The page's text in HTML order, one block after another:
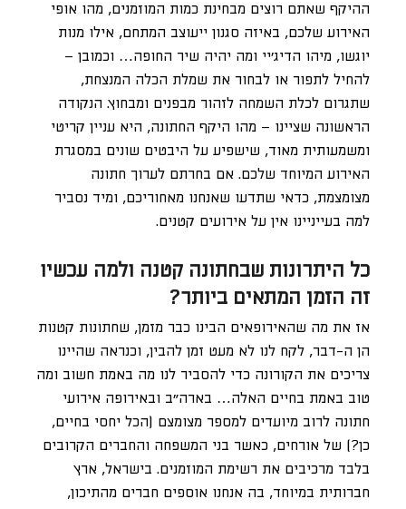
ההיקף שאתם רוצים מבחינת כמות המוזמנים, מהו אופי
האירוע שלכם, באיזה סגנון ייעוצב המתחם, אילו מנות
יוגשו, מיהו הדיג’יי ומה יהיה שיר החופה… וכמובן –
להחיל לתפור או לבחור את שמלת הכלה המנצחת,
שתגרום לכלת השמחה לזהור מבפנים ומבחוץ. הנקודה
הראשונה שציינו – מהו היקף החתונה, היא עניין קריטי
ומשמעותית מאוד, שישפיע על היבטים שונים במסגרת
האירוע המיוחד שלכם. אם בחרתם לערוך חתונה
מצומצמת, כדאי שתדעו שאנחנו מאחוריכם, ומיד נסביר
למה בעייניינו אין על אירועים קטנים.
כל היתרונות שבחתונה קטנה ולמה עכשיו
זה הזמן המתאים ביותר?
אז את מה שהאירופאים הבינו כבר מזמן, שחתונות קטנות
הן ה-דבר, לקח לנו לא מעט זמן להבין, וכנראה שהיינו
צריכים את הקורונה כדי להסביר לנו מה באמת חשוב ומה
טוב באמת בחיים האלה… בארה”ב ובאירופה אירועי
חתונה לרוב מיועדים למספר מצומצם (הכל יחסי בחיים,
כן?) של אורחים, כאשר בני המשפחה והחברים הקרובים
בלבד מרכיבים את רשימת המוזמנים. בישראל, ארץ
חברותית במיוחד, בה אנחנו אוספים חברים מהתיכון,